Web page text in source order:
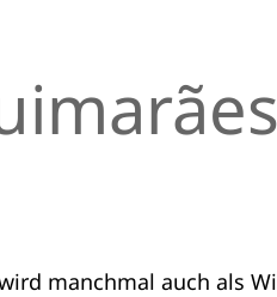
manchmal auch als